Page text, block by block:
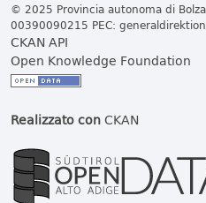
© 2025 Provincia autonoma di
00390090215 PEC:
CKAN API
Open Knowledge Foundation
Realizzato conCKAN